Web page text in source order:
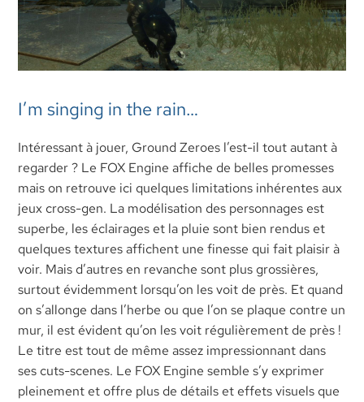
I’m singing in the rain…
Intéressant à jouer, Ground Zeroes l’est-il tout autant à
regarder ? Le FOX Engine affiche de belles promesses
mais on retrouve ici quelques limitations inhérentes aux
jeux cross-gen. La modélisation des personnages est
superbe, les éclairages et la pluie sont bien rendus et
quelques textures affichent une finesse qui fait plaisir à
voir. Mais d’autres en revanche sont plus grossières,
surtout évidemment lorsqu’on les voit de près. Et quand
on s’allonge dans l’herbe ou que l’on se plaque contre un
mur, il est évident qu’on les voit régulièrement de près !
Le titre est tout de même assez impressionnant dans
ses cuts-scenes. Le FOX Engine semble s’y exprimer
pleinement et offre plus de détails et effets visuels que